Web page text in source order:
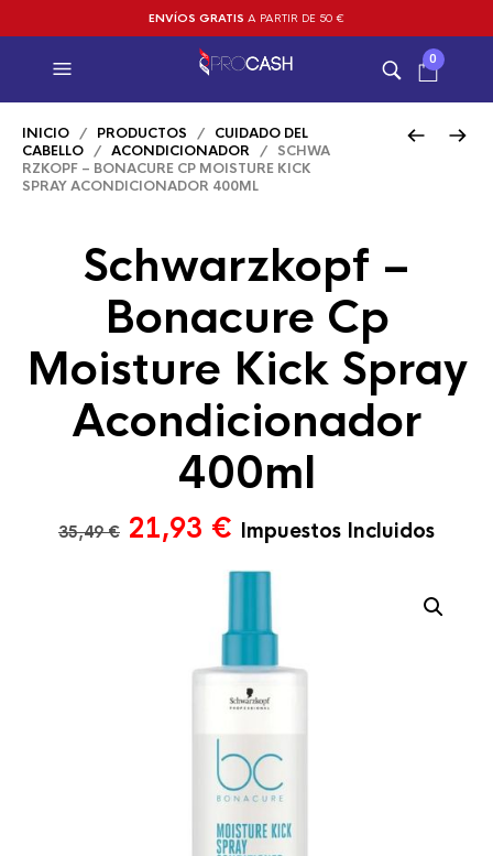
ENVÍOS GRATIS A PARTIR DE 50 €
0
INICIO / PRODUCTOS / CUIDADO DEL
CABELLO / ACONDICIONADOR / SCHWA
RZKOPF – BONACURE CP MOISTURE KICK
SPRAY ACONDICIONADOR 400ML
Schwarzkopf –
Bonacure Cp
Moisture Kick Spray
Acondicionador
400ml
35,49€ El
original
35,49 €.
21,93 € El
precio
actual
21,93 €.
Impuestos Incluidos